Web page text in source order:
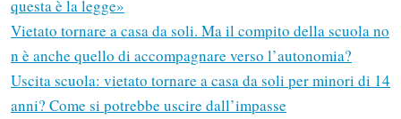
questa è la legge»
Vietato tornare a casa da soli. Ma il compito della scuola no
n è anche quello di accompagnare verso l’autonomia?
Uscita scuola: vietato tornare a casa da soli per minori di 14
anni? Come si potrebbe uscire dall’impasse